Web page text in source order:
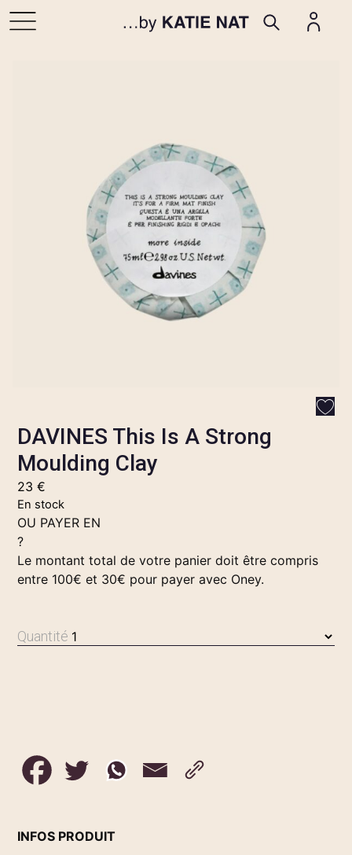
DAVINES This Is A Strong
Moulding Clay
23€
En stock
OU PAYER EN
?
Le montant total de votre panier doit être compris
entre 100€ et 30€ pour payer avec Oney.
Quantité
INFOS PRODUIT